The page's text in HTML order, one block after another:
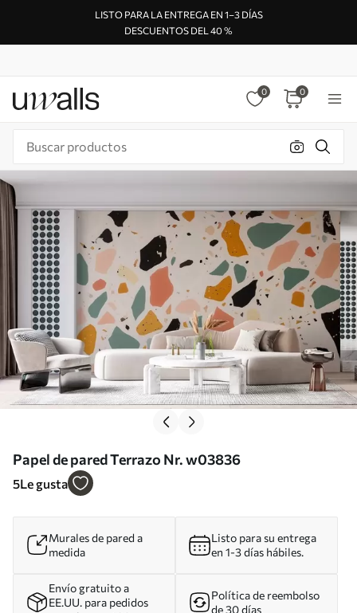
LISTO PARA LA ENTREGA EN 1–3 DÍAS
DESCUENTOS DEL 40 %
0 0
Papel de pared Terrazo Nr. w03836
5Le gusta
Murales de pared a
medida
Listo para su entrega
en 1-3 días hábiles.
Envío gratuito a
EE.UU. para pedidos
Política de reembolso
de 30 días